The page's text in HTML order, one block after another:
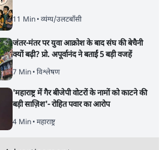
11 Min• व्यंग्य/उलटबाँसी
जंतर-मंतर पर युवा आक्रोश के बाद संघ की बेचैनी
क्यों बढ़ी? प्रो. अपूर्वानंद ने बताईं 5 बड़ी वजहें
7 Min• विश्लेषण
'महाराष्ट्र में गैर बीजेपी वोटरों के नामों को काटने की
बड़ी साज़िश'- रोहित पवार का आरोप
4 Min• महाराष्ट्र